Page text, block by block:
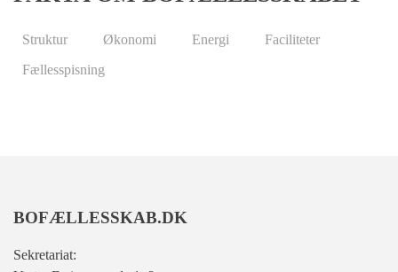
Struktur Økonomi Energi
Faciliteter
Fællesspisning
BOFÆLLESSKAB.DK
Sekretariat: